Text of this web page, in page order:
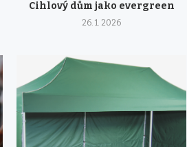
Cihlový dům jako evergreen
26. 1. 2026